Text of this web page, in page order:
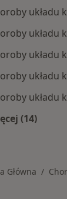
układu
układu
układu
układu
układu
(14)
Główna